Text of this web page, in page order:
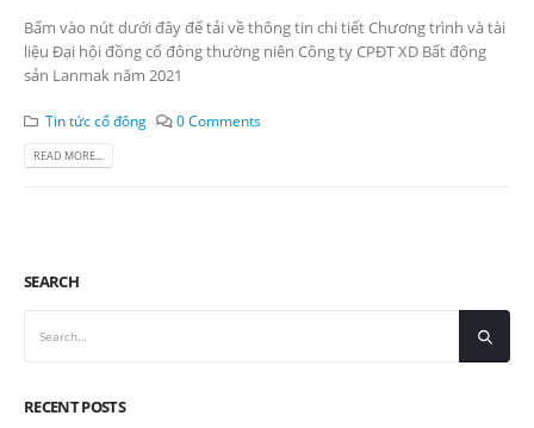
Bấm vào nút dưới đây để tải về thông tin chi tiết Chương trình và tài
liệu Đại hội đồng cổ đông thường niên Công ty CPĐT XD Bất động
sản Lanmak năm 2021
Tin tức cổ đông 0 Comments
READ MORE...
SEARCH
RECENT POSTS